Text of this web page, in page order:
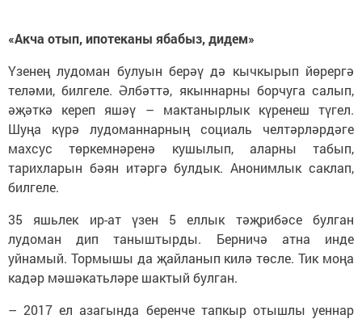
«Акча отып, ипотеканы ябабыз, дидем»
Үзенең лудоман булуын берәү дә кычкырып йөрергә
теләми, билгеле. Әлбәттә, якыннарны борчуга салып,
әҗәткә кереп яшәү – мактанырлык күренеш түгел.
Шуңа күрә лудоманнарның социаль челтәрләрдәге
махсус төркемнәренә кушылып, аларны табып,
тарихларын бәян итәргә булдык. Анонимлык саклап,
билгеле.
35 яшьлек ир-ат үзен 5 еллык тәҗрибәсе булган
лудоман дип таныштырды. Берничә атна инде
уйнамый. Тормышы да җайланып килә төсле. Тик моңа
кадәр мәшәкатьләре шактый булган.
– 2017 ел азагында беренче тапкыр отышлы уеннар